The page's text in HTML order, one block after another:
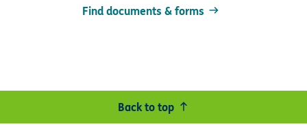
Find documents & forms
Back to top